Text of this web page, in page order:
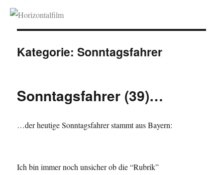
Horizontalfilm
Kategorie:Sonntagsfahrer
Sonntagsfahrer (39)…
…der heutige Sonntagsfahrer stammt aus Bayern:
Ich bin immer noch unsicher ob die “Rubrik”